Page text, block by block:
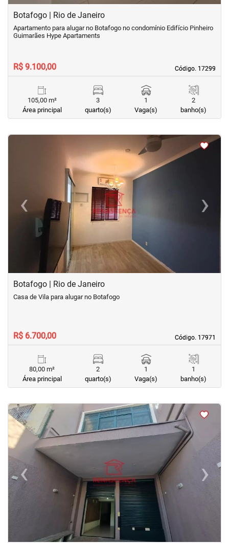
Botafogo | Rio de Janeiro
Código. 17299
Código. 17299
Apartamento para alugar no Botafogo no condomínio Edifício Pinheiro
Guimarães Hype Apartaments
R$ 9.100,00
105,00 m²
Área principal
3
quarto(s)
1
Vaga(s)
2
banho(s)
<
‹
Previous ›
Next
Botafogo | Rio de Janeiro
Código. 17971
Código. 17971
Casa de Vila para alugar no Botafogo
R$ 6.700,00
80,00 m²
Área principal
2
quarto(s)
1
Vaga(s)
1
banho(s)
<<<<
‹Previous ›
Next